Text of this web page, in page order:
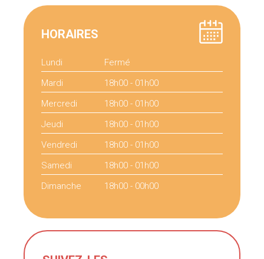
HORAIRES
Lundi
Fermé
Mardi
18h00 - 01h00
Mercredi
18h00 - 01h00
Jeudi
18h00 - 01h00
Vendredi
18h00 - 01h00
Samedi
18h00 - 01h00
Dimanche
18h00 - 00h00